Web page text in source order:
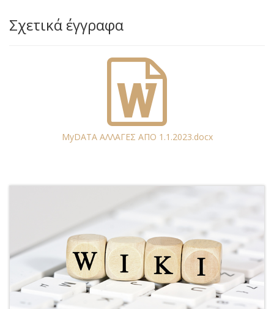
Σχετικά έγγραφα
MyDATA AΛΛΑΓΕΣ ΑΠΟ 1.1.2023.docx